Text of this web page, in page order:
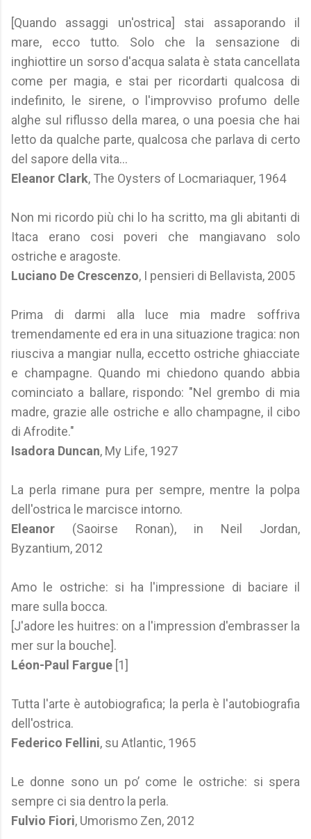
[Quando assaggi un'ostrica] stai assaporando il
mare, ecco tutto. Solo che la sensazione di
inghiottire un sorso d'acqua salata è stata cancellata
come per magia, e stai per ricordarti qualcosa di
indefinito, le sirene, o l'improvviso profumo delle
alghe sul riflusso della marea, o una poesia che hai
letto da qualche parte, qualcosa che parlava di certo
del sapore della vita...
Eleanor Clark, The Oysters of Locmariaquer, 1964
Non mi ricordo più chi lo ha scritto, ma gli abitanti di
Itaca erano cosi poveri che mangiavano solo
ostriche e aragoste.
Luciano De Crescenzo, I pensieri di Bellavista, 2005
Prima di darmi alla luce mia madre soffriva
tremendamente ed era in una situazione tragica: non
riusciva a mangiar nulla, eccetto ostriche ghiacciate
e champagne. Quando mi chiedono quando abbia
cominciato a ballare, rispondo: "Nel grembo di mia
madre, grazie alle ostriche e allo champagne, il cibo
di Afrodite."
Isadora Duncan, My Life, 1927
La perla rimane pura per sempre, mentre la polpa
dell'ostrica le marcisce intorno.
Eleanor (Saoirse Ronan), in Neil Jordan,
Byzantium, 2012
Amo le ostriche: si ha l'impressione di baciare il
mare sulla bocca.
[J'adore les huitres: on a l'impression d'embrasser la
mer sur la bouche].
Léon-Paul Fargue [1]
Tutta l'arte è autobiografica; la perla è l'autobiografia
dell'ostrica.
Federico Fellini, su Atlantic, 1965
Le donne sono un po’ come le ostriche: si spera
sempre ci sia dentro la perla.
Fulvio Fiori, Umorismo Zen, 2012